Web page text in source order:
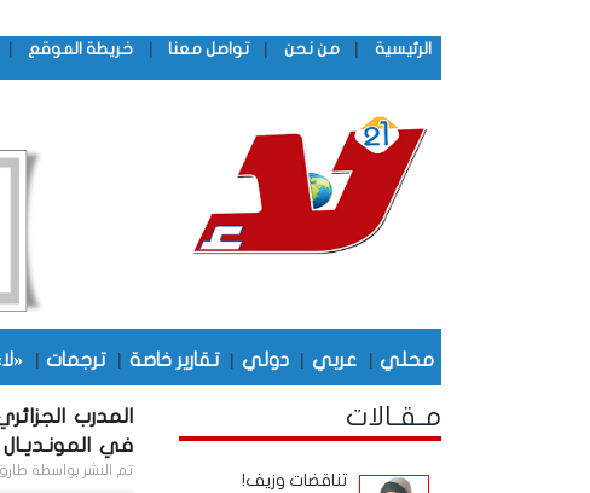
الرئيسية | من نحن | تواصل معنا | خريطة الموقع |
محلي | عربي | دولي | تقارير خاصة | ترجمات | «لا» 21
المدرب
في المونـديـال
تم النشر بواسطة
مـقـالات
تناقضات وزيف!